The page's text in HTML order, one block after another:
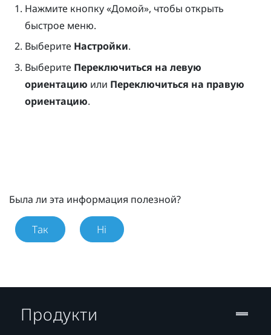
Нажмите кнопку «Домой», чтобы открыть
быстрое меню.
Выберите Настройки.
Выберите Переключиться на левую
ориентацию или Переключиться на правую
ориентацию.
Была ли эта информация полезной?
Так Ні
Продукти